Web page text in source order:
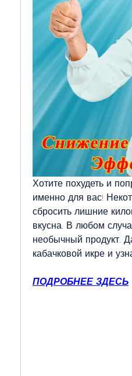
Хотите похудеть и
именно для вас!
сбросить лишние
вкусна. В любом
необычный продукт.
кабачковой икре и
ПОДРОБНЕЕ ЗДЕСЬ